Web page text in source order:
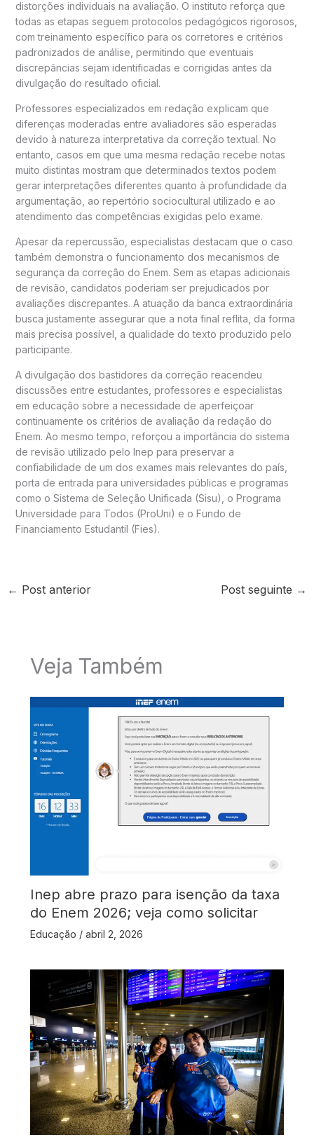
distorções individuais na avaliação. O instituto reforça que
todas as etapas seguem protocolos pedagógicos rigorosos,
com treinamento específico para os corretores e critérios
padronizados de análise, permitindo que eventuais
discrepâncias sejam identificadas e corrigidas antes da
divulgação do resultado oficial.
Professores especializados em redação explicam que
diferenças moderadas entre avaliadores são esperadas
devido à natureza interpretativa da correção textual. No
entanto, casos em que uma mesma redação recebe notas
muito distintas mostram que determinados textos podem
gerar interpretações diferentes quanto à profundidade da
argumentação, ao repertório sociocultural utilizado e ao
atendimento das competências exigidas pelo exame.
Apesar da repercussão, especialistas destacam que o caso
também demonstra o funcionamento dos mecanismos de
segurança da correção do Enem. Sem as etapas adicionais
de revisão, candidatos poderiam ser prejudicados por
avaliações discrepantes. A atuação da banca extraordinária
busca justamente assegurar que a nota final reflita, da forma
mais precisa possível, a qualidade do texto produzido pelo
participante.
A divulgação dos bastidores da correção reacendeu
discussões entre estudantes, professores e especialistas
em educação sobre a necessidade de aperfeiçoar
continuamente os critérios de avaliação da redação do
Enem. Ao mesmo tempo, reforçou a importância do sistema
de revisão utilizado pelo Inep para preservar a
confiabilidade de um dos exames mais relevantes do país,
porta de entrada para universidades públicas e programas
como o Sistema de Seleção Unificada (Sisu), o Programa
Universidade para Todos (ProUni) e o Fundo de
Financiamento Estudantil (Fies).
← Post anterior Post seguinte →
Veja Também
Inep abre prazo para isenção da taxa
do Enem 2026; veja como solicitar
Educação / abril 2, 2026